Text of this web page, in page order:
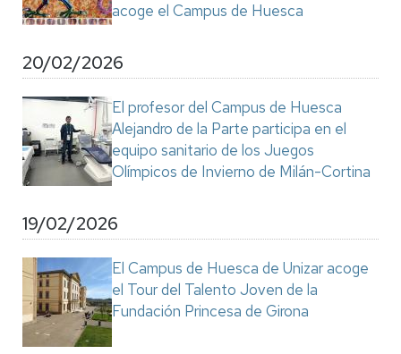
acoge el Campus de Huesca
20/02/2026
El profesor del Campus de Huesca
Alejandro de la Parte participa en el
equipo sanitario de los Juegos
Olímpicos de Invierno de Milán-Cortina
19/02/2026
El Campus de Huesca de Unizar acoge
el Tour del Talento Joven de la
Fundación Princesa de Girona